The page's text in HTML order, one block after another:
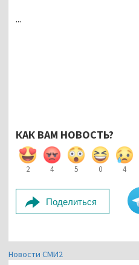
...
КАК ВАМ НОВОСТЬ?
2 4 5 0 4
Поделиться
Новости СМИ2